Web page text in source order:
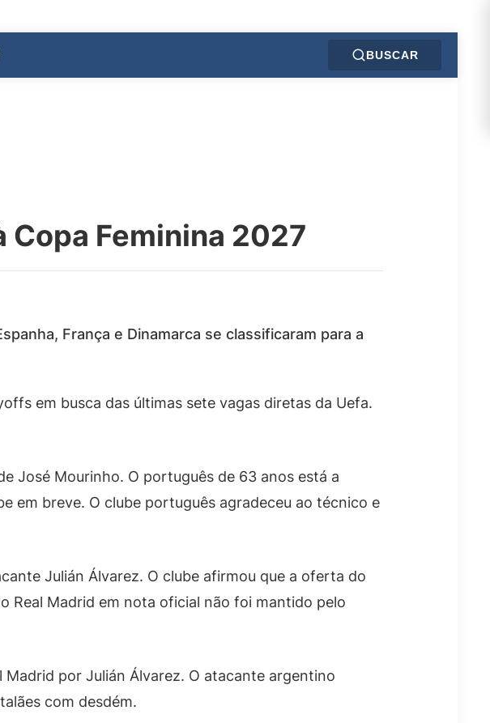
BUSCAR
Copa Feminina 2027
França e Dinamarca se classificaram para a
em busca das últimas sete vagas diretas da Uefa.
José Mourinho. O português de 63 anos está a
em breve. O clube português agradeceu ao técnico e
Julián Álvarez. O clube afirmou que a oferta do
Real Madrid em nota oficial não foi mantido pelo
por Julián Álvarez. O atacante argentino
com desdém.